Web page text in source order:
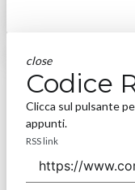
close
Codice
Clicca sul pulsante
appunti.
RSS link